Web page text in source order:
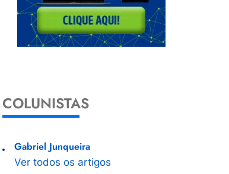
COLUNISTAS
Gabriel Junqueira
Ver todos os artigos